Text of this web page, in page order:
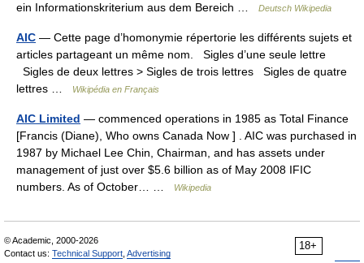
ein Informationskriterium aus dem Bereich …
Deutsch Wikipedia
AIC — Cette page d’homonymie répertorie les différents sujets et
articles partageant un même nom. Sigles d’une seule lettre
Sigles de deux lettres > Sigles de trois lettres Sigles de quatre
lettres …
Wikipédia en Français
AIC Limited — commenced operations in 1985 as Total Finance
[Francis (Diane), Who owns Canada Now ] . AIC was purchased in
1987 by Michael Lee Chin, Chairman, and has assets under
management of just over $5.6 billion as of May 2008 IFIC
numbers. As of October… …
Wikipedia
18+
© Academic, 2000-2026
Contact us: Technical Support Advertising